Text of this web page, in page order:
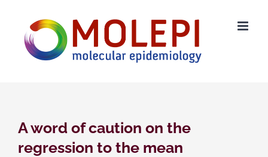
inhoud
A word of caution on the
regression to the mean